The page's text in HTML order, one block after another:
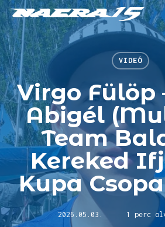
Skip
to
main
content
VIDEÓ
Virgo Fülöp
Abigél
Team
Kereked
Kupa
2026.05.03. 1 perc